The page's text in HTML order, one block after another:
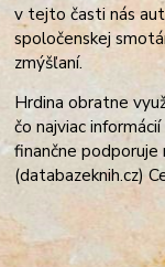
v tejto časti nás
spoločenskej
zmýšľaní.
Hrdina obratne
čo najviac
finančne
(databazeknih.cz)